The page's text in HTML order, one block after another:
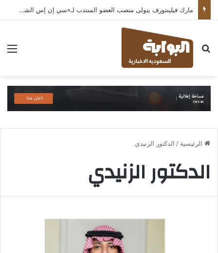
مارك فيلينتورف يتولى منصب العضو المنتدب لـ«سي إن إس الشرق الأوسط» ويشرف على شركات قطاع التكنولوجيا ضمن مجموعة غباش
بحث عن
الرئيسية / الدكتور الزنيدي
الدكتور الزنيدي